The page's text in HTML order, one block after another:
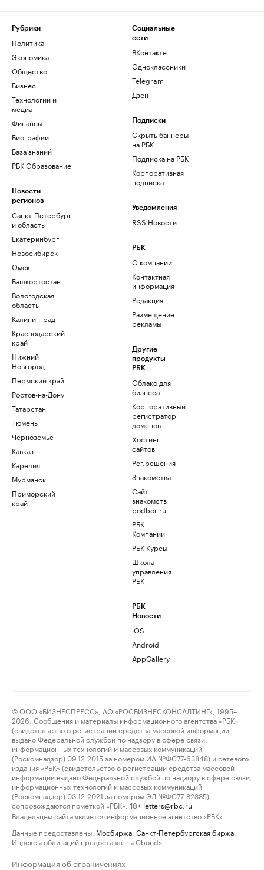
Рубрики
Политика
Экономика
Общество
Бизнес
Технологии и
медиа
Финансы
Биографии
База знаний
РБК Образование
Новости
регионов
Санкт-Петербург
и область
Екатеринбург
Новосибирск
Омск
Башкортостан
Вологодская
область
Калининград
Краснодарский
край
Нижний
Новгород
Пермский край
Ростов-на-Дону
Татарстан
Тюмень
Черноземье
Кавказ
Карелия
Мурманск
Приморский
край
Социальные
сети
ВКонтакте
Одноклассники
Telegram
Дзен
Подписки
Скрыть баннеры
на РБК
Подписка на РБК
Корпоративная
подписка
Уведомления
RSS Новости
РБК
О компании
Контактная
информация
Редакция
Размещение
рекламы
Другие
продукты
РБК
Облако для
бизнеса
Корпоративный
регистратор
доменов
Хостинг
сайтов
Рег.решения
Знакомства
Сайт
знакомств
podbor.ru
РБК
Компании
РБК Курсы
Школа
управления
РБК
РБК
Новости
iOS
Android
AppGallery
© ООО «БИЗНЕСПРЕСС», АО «РОСБИЗНЕСКОНСАЛТИНГ», 1995–
2026. Сообщения и материалы информационного агентства «РБК»
(свидетельство о регистрации средства массовой информации
выдано Федеральной службой по надзору в сфере связи,
информационных технологий и массовых коммуникаций
(Роскомнадзор) 09.12.2015 за номером ИА №ФС77-63848) и сетевого
издания «РБК» (свидетельство о регистрации средства массовой
информации выдано Федеральной службой по надзору в сфере связи,
информационных технологий и массовых коммуникаций
(Роскомнадзор) 03.12.2021 за номером ЭЛ №ФС77-82385)
сопровождаются пометкой «РБК».
18+ letters@rbc.ru
Владельцем сайта является информационное агентство «РБК».
Данные предоставлены: Мосбиржа Санкт-Петербургская биржа
Индексы облигаций предоставлены Cbonds.
Информация об ограничениях